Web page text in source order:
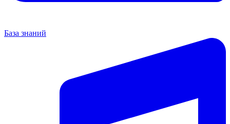
База знаний